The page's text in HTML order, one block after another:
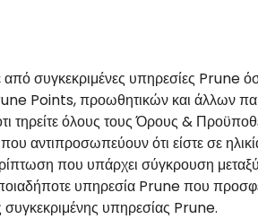
συγκεκριμένες υπηρεσίες Prune
Points, προωθητικών και άλλων
τηρείτε όλους τους Όρους &
ότι είστε σε
που υπάρχει σύγκρουση
υπηρεσία Prune που
υπηρεσίας Prune.